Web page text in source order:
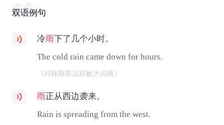
双语例句
冷雨下了几个小时。
The cold rain came down for hours.
《柯林斯英汉双解大词典》
雨正从西边袭来。
Rain is spreading from the west.